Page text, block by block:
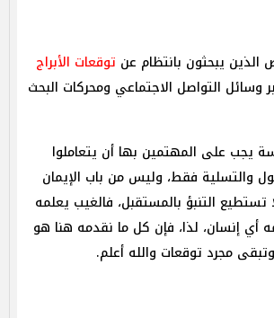
الذين يبحثون بانتظام عن توقعات الأبراج
التواصل الاجتماعي ومحركات البحث
يجب على المهتمين بها أن يتعاملوا
والتسلية فقط، وليس من باب الإيمان
تستطيع التنبؤ بالمستقبل، فالغيب يعلمه
أي إنسان، لذا، فإن كل ما نقدمه هنا هو
مجرد توقعات والله أعلم.